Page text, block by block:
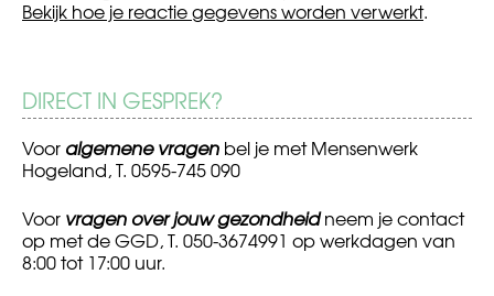
Bekijk hoe je reactie gegevens worden verwerkt.
DIRECT IN GESPREK?
Voor algemene vragen bel je met Mensenwerk
Hogeland, T. 0595-745 090
Voor vragen over jouw gezondheidneem je contact
op met de GGD, T. 050-3674991 op werkdagen van
8:00 tot 17:00 uur.